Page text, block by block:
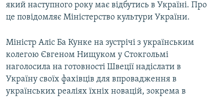
який наступного року має відбутись в Україні. Про
це повідомляє Міністерство культури України.
Міністр Аліс Ба Кунке на зустрічі з українським
колегою Євгеном Нищуком у Стокгольмі
наголосила на готовності Швеції надіслати в
Україну своїх фахівців для впровадження в
українських реаліях їхніх новацій, зокрема в